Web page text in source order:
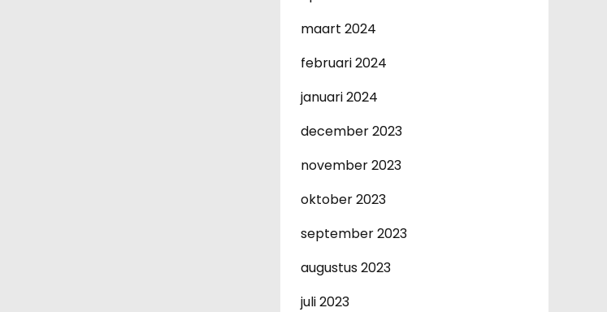
maart 2024
februari 2024
januari 2024
december 2023
november 2023
oktober 2023
september 2023
augustus 2023
juli 2023